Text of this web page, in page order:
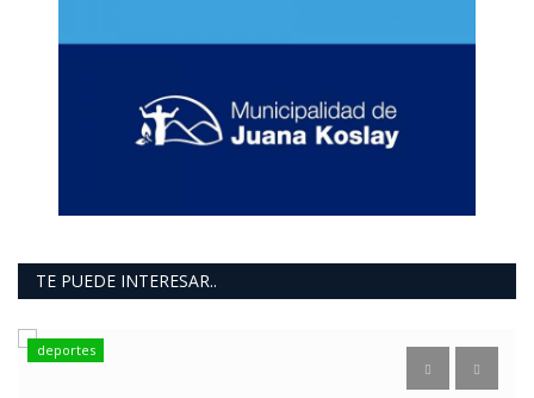
TE PUEDE INTERESAR..
deportes